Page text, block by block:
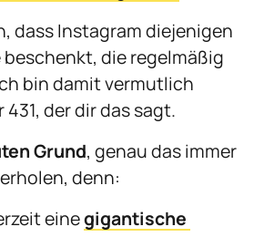
dass Instagram diejenigen
die regelmäßig
bin damit vermutlich
431, der dir das sagt.
Grund, genau das immer
denn:
eine